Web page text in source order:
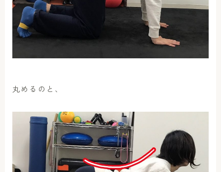
丸めるのと、